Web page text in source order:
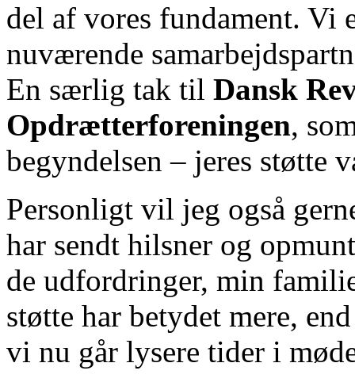
del af vores fundament. Vi
nuværende
En særlig tak til Dansk
Opdrætterforeningen,
begyndelsen – jeres støtte
Personligt vil jeg også
har sendt hilsner og
de udfordringer, min
støtte har betydet mere,
vi nu går lysere tider i